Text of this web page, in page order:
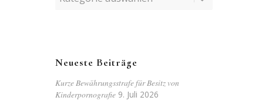
Neueste Beiträge
Kurze Bewährungsstrafe für Besitz von
Kinderpornografie 9. Juli 2026